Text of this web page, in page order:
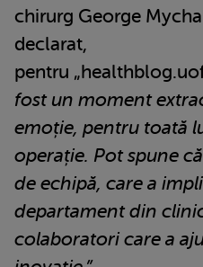
chirurg George
declarat,
pentru
fost un moment
emoție, pentru toată
operație. Pot spune
de echipă, care a
departament din
colaboratori care a